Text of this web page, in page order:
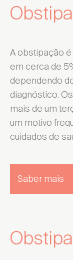
A obstipação
em cerca de
dependendo
diagnóstico.
mais de um
um motivo
cuidados de
Saber mais